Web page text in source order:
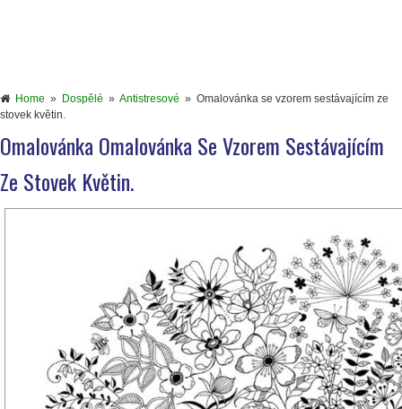
Home » Dospělé » Antistresové » Omalovánka se vzorem sestávajícím ze
stovek květin.
Omalovánka Omalovánka Se Vzorem Sestávajícím
Ze Stovek Květin.